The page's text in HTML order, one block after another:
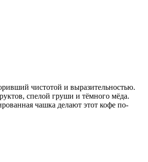
чистотой и выразительностью.
спелой груши и тёмного мёда.
чашка делают этот кофе по-